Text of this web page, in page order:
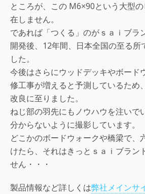
ところが、この M6×90という大型
在しません。
であれば「つくる」のがｓａｉブラ
開発後、12年間、日本全国の至る所
した。
今後はさらにウッドデッキやボード
修工事が増えると予測しているため
改良に至りました。
ねじ部の羽先にもノウハウを注いで
分からないように撮影しています。
どこかのボードウォークや橋梁で、
けたら、それはきっとｓａｉブラン
せん・・・
製品情報など詳しくは弊社メインサ